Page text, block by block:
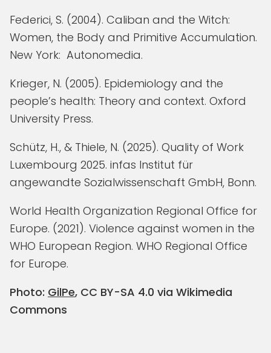
Federici, S. (2004). Caliban and the Witch:
Women, the Body and Primitive Accumulation.
New York: Autonomedia.
Krieger, N. (2005). Epidemiology and the
people’s health: Theory and context. Oxford
University Press.
Schütz, H., & Thiele, N. (2025). Quality of Work
Luxembourg 2025. infas Institut für
angewandte Sozialwissenschaft GmbH, Bonn.
World Health Organization Regional Office for
Europe. (2021). Violence against women in the
WHO European Region. WHO Regional Office
for Europe.
Photo: GilPe, CC BY-SA 4.0 via Wikimedia
Commons